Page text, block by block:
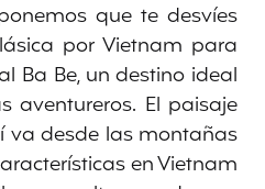
que te desvíes
por Vietnam para
Ba Be, un destino ideal
aventureros. El paisaje
va desde las montañas
en Vietnam